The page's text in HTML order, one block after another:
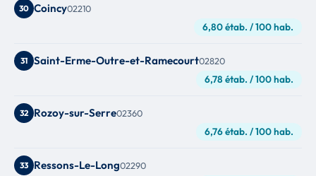
30 Coincy02210
6,80 étab. / 100 hab.
31 Saint-Erme-Outre-et-Ramecourt02820
6,78 étab. / 100 hab.
32 Rozoy-sur-Serre02360
6,76 étab. / 100 hab.
33 Ressons-Le-Long02290